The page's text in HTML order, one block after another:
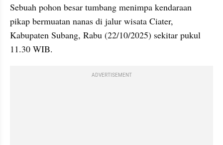
Sebuah pohon besar tumbang menimpa kendaraan
pikap bermuatan nanas di jalur wisata Ciater,
Kabupaten Subang, Rabu (22/10/2025) sekitar pukul
11.30 WIB.
ADVERTISEMENT